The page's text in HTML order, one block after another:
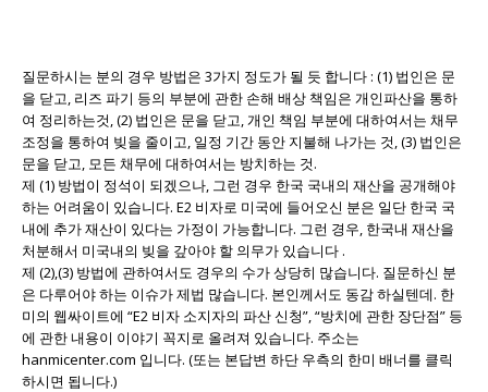
질문하시는 분의 경우 방법은 3가지 정도가 될 듯 합니다 : (1) 법인은 문
을 닫고, 리즈 파기 등의 부분에 관한 손해 배상 책임은 개인파산을 통하
여 정리하는것, (2) 법인은 문을 닫고, 개인 책임 부분에 대하여서는 채무
조정을 통하여 빚을 줄이고, 일정 기간 동안 지불해 나가는 것, (3) 법인은
문을 닫고, 모든 채무에 대하여서는 방치하는 것.
제 (1) 방법이 정석이 되겠으나, 그런 경우 한국 국내의 재산을 공개해야
하는 어려움이 있습니다. E2 비자로 미국에 들어오신 분은 일단 한국 국
내에 추가 재산이 있다는 가정이 가능합니다. 그런 경우, 한국내 재산을
처분해서 미국내의 빚을 갚아야 할 의무가 있습니다 .
제 (2),(3) 방법에 관하여서도 경우의 수가 상당히 많습니다. 질문하신 분
은 다루어야 하는 이슈가 제법 많습니다. 본인께서도 동감 하실텐데. 한
미의 웹싸이트에 “E2 비자 소지자의 파산 신청”, “방치에 관한 장단점” 등
에 관한 내용이 이야기 꼭지로 올려져 있습니다. 주소는
hanmicenter.com 입니다. (또는 본답변 하단 우측의 한미 배너를 클릭
하시면 됩니다.)